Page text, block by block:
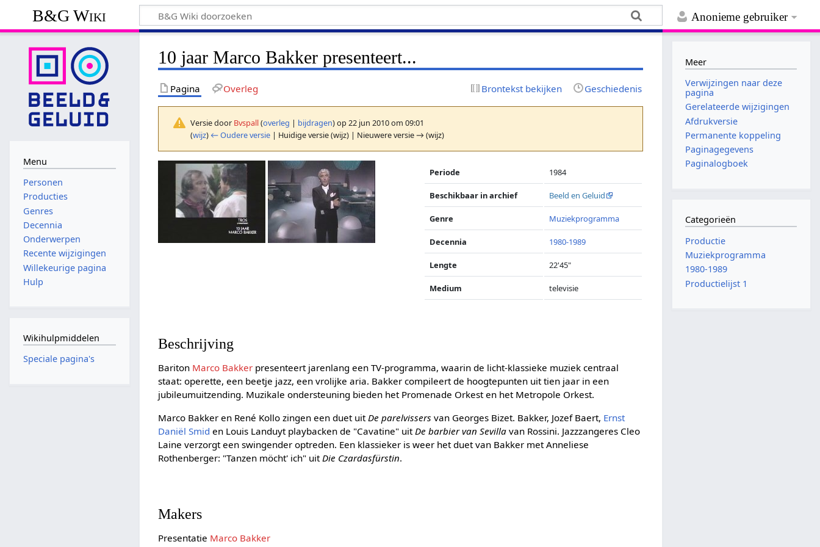
Anonieme gebruiker
B&G Wiki
10 jaar Marco Bakker presenteert...
Pagina Overleg Brontekst bekijken Geschiedenis
Versie door Bvspall(overleg | bijdragen)op 22 jun 2010 om 09:01
(wijz) ← Oudere versie | Huidige versie (wijz) | Nieuwere versie → (wijz)
Periode 1984
Beschikbaar in archief Beeld en Geluid
Genre Muziekprogramma
Decennia 1980-1989
Lengte 22'45"
Medium televisie
Beschrijving
Bariton Marco Bakker presenteert jarenlang een TV-programma, waarin de licht-klassieke muziek centraal
staat: operette, een beetje jazz, een vrolijke aria. Bakker compileert de hoogtepunten uit tien jaar in een
jubileumuitzending. Muzikale ondersteuning bieden het Promenade Orkest en het Metropole Orkest.
Marco Bakker en René Kollo zingen een duet uit De parelvissers van Georges Bizet. Bakker, Jozef Baert, Ernst
Daniël Smid en Louis Landuyt playbacken de "Cavatine" uit De barbier van Sevilla van Rossini. Jazzzangeres Cleo
Laine verzorgt een swingender optreden. Een klassieker is weer het duet van Bakker met Anneliese
Rothenberger: "Tanzen möcht' ich" uit Die Czardasfürstin.
Makers
Presentatie Marco Bakker
Menu
Personen
Producties
Genres
Decennia
Onderwerpen
Recente wijzigingen
Willekeurige pagina
Hulp
Wikihulpmiddelen
Speciale pagina's
Meer
Verwijzingen naar deze
pagina
Gerelateerde wijzigingen
Afdrukversie
Permanente koppeling
Paginagegevens
Paginalogboek
Categorieën
Productie
Muziekprogramma
1980-1989
Productielijst 1